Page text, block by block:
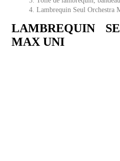
Lambrequin Seul Orchestra
LAMBREQUIN
MAX UNI